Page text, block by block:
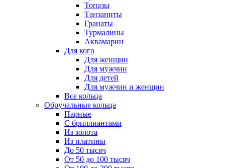
Топазы
Танзаниты
Гранаты
Турмалины
Аквамарин
Для кого
Для женщин
Для мужчин
Для детей
Для мужчин и женщин
Все кольца
Обручальные кольца
Парные
С бриллиантами
Из золота
Из платины
До 50 тысяч
От 50 до 100 тысяч